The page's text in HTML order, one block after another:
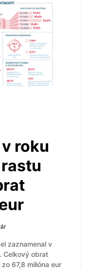
roku
zaznamenal v
Celkový obrat
67,8 milióna eur